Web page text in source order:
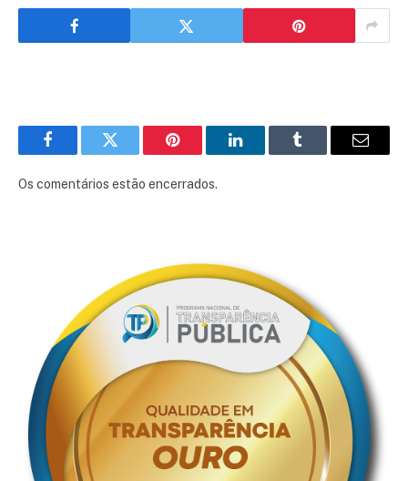
FacebookTwitter Pinterest LinkedInTumblr
E-
Os comentários estão encerrados.